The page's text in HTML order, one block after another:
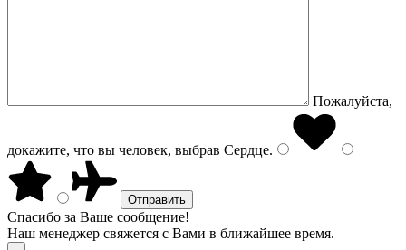
Пожалуйста,
докажите, что вы человек, выбрав Сердце.
Спасибо за Ваше сообщение!
Наш менеджер свяжется с Вами в ближайшее время.